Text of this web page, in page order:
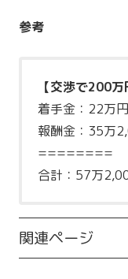
参考
【交渉で200
着手金：22万円
報酬金：35万
========
合計：57万
関連ページ